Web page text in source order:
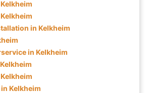
in Kelkheim
in Kelkheim
Kelkheim